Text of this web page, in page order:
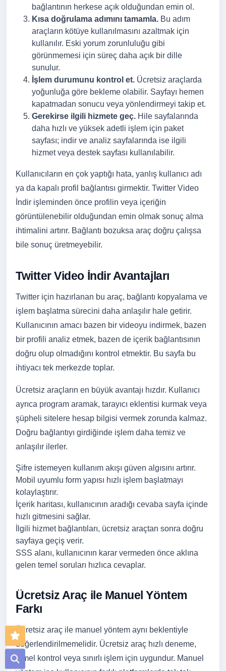
bağlantının herkese açık olduğundan emin ol.
Kısa doğrulama adımını tamamla. Bu adım
araçların kötüye kullanılmasını azaltmak için
kullanılır. Eski yorum zorunluluğu gibi
görünmemesi için süreç daha açık bir dille
sunulur.
İşlem durumunu kontrol et. Ücretsiz araçlarda
yoğunluğa göre bekleme olabilir. Sayfayı hemen
kapatmadan sonucu veya yönlendirmeyi takip et.
Gerekirse ilgili hizmete geç. Hile sayfalarında
daha hızlı ve yüksek adetli işlem için paket
sayfası; indir ve analiz sayfalarında ise ilgili
hizmet veya destek sayfası kullanılabilir.
Kullanıcıların en çok yaptığı hata, yanlış kullanıcı adı
ya da kapalı profil bağlantısı girmektir. Twitter Video
İndir işleminden önce profilin veya içeriğin
görüntülenebilir olduğundan emin olmak sonuç alma
ihtimalini artırır. Bağlantı bozuksa araç doğru çalışsa
bile sonuç üretmeyebilir.
Twitter Video İndir Avantajları
Twitter için hazırlanan bu araç, bağlantı kopyalama ve
işlem başlatma sürecini daha anlaşılır hale getirir.
Kullanıcının amacı bazen bir videoyu indirmek, bazen
bir profili analiz etmek, bazen de içerik bağlantısının
doğru olup olmadığını kontrol etmektir. Bu sayfa bu
ihtiyacı tek merkezde toplar.
Ücretsiz araçların en büyük avantajı hızdır. Kullanıcı
ayrıca program aramak, tarayıcı eklentisi kurmak veya
şüpheli sitelere hesap bilgisi vermek zorunda kalmaz.
Doğru bağlantıyı girdiğinde işlem daha temiz ve
anlaşılır ilerler.
Şifre istemeyen kullanım akışı güven algısını artırır.
Mobil uyumlu form yapısı hızlı işlem başlatmayı
kolaylaştırır.
İçerik haritası, kullanıcının aradığı cevaba sayfa içinde
hızlı gitmesini sağlar.
İlgili hizmet bağlantıları, ücretsiz araçtan sonra doğru
sayfaya geçiş verir.
SSS alanı, kullanıcının karar vermeden önce aklına
gelen temel soruları hızlıca cevaplar.
Ücretsiz Araç ile Manuel Yöntem
Farkı
Ücretsiz araç ile manuel yöntem aynı beklentiyle
değerlendirilmemelidir. Ücretsiz araç hızlı deneme,
temel kontrol veya sınırlı işlem için uygundur. Manuel